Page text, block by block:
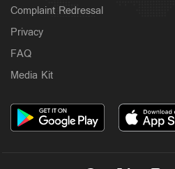
അക്കൗണ്ടിലേക്ക്; സഹകരണ
5 hours ago
Complaint Redressal
Privacy
FAQ
Media Kit